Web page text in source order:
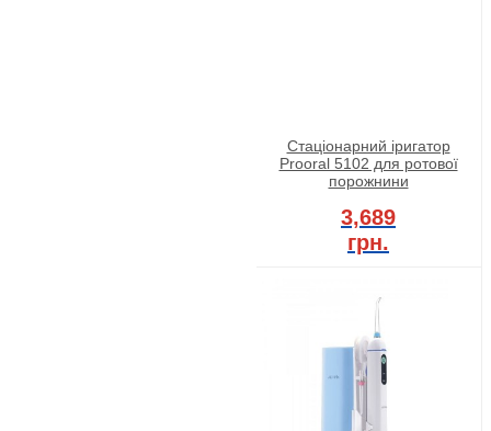
Стаціонарний іригатор
Prooral 5102 для ротової
порожнини
3,689
грн.